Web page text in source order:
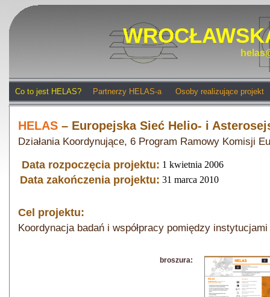
Co to jest HELAS? Partnerzy HELAS-a Osoby realizujące projekt
HELAS – Europejska Sieć Helio- i
Działania Koordynujące, 6 Program Ramowy Komisji
Data rozpoczęcia projektu: 1 kwietnia 2006
Data zakończenia projektu: 31 marca 2010
Cel projektu:
Koordynacja badań i współpracy pomiędzy
broszura: